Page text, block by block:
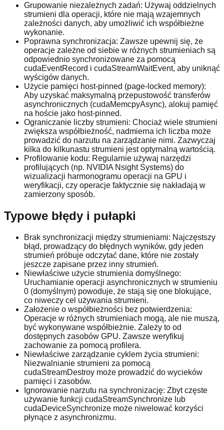
Grupowanie niezależnych zadań: Używaj oddzielnych
strumieni dla operacji, które nie mają wzajemnych
zależności danych, aby umożliwić ich współbieżne
wykonanie.
Poprawna synchronizacja: Zawsze upewnij się, że
operacje zależne od siebie w różnych strumieniach są
odpowiednio synchronizowane za pomocą
cudaEventRecord i cudaStreamWaitEvent, aby uniknąć
wyścigów danych.
Użycie pamięci host-pinned (page-locked memory):
Aby uzyskać maksymalną przepustowość transferów
asynchronicznych (cudaMemcpyAsync), alokuj pamięć
na hoście jako host-pinned.
Ograniczanie liczby strumieni: Chociaż wiele strumieni
zwiększa współbieżność, nadmierna ich liczba może
prowadzić do narzutu na zarządzanie nimi. Zazwyczaj
kilka do kilkunastu strumieni jest optymalną wartością.
Profilowanie kodu: Regularnie używaj narzędzi
profilujących (np. NVIDIA Nsight Systems) do
wizualizacji harmonogramu operacji na GPU i
weryfikacji, czy operacje faktycznie się nakładają w
zamierzony sposób.
Typowe błędy i pułapki
Brak synchronizacji między strumieniami: Najczęstszy
błąd, prowadzący do błędnych wyników, gdy jeden
strumień próbuje odczytać dane, które nie zostały
jeszcze zapisane przez inny strumień.
Niewłaściwe użycie strumienia domyślnego:
Uruchamianie operacji asynchronicznych w strumieniu
0 (domyślnym) powoduje, że stają się one blokujące,
co niweczy cel używania strumieni.
Założenie o współbieżności bez potwierdzenia:
Operacje w różnych strumieniach mogą, ale nie muszą,
być wykonywane współbieżnie. Zależy to od
dostępnych zasobów GPU. Zawsze weryfikuj
zachowanie za pomocą profilera.
Niewłaściwe zarządzanie cyklem życia strumieni:
Niezwalnianie strumieni za pomocą
cudaStreamDestroy może prowadzić do wycieków
pamięci i zasobów.
Ignorowanie narzutu na synchronizację: Zbyt częste
używanie funkcji cudaStreamSynchronize lub
cudaDeviceSynchronize może niwelować korzyści
płynące z asynchronizmu.